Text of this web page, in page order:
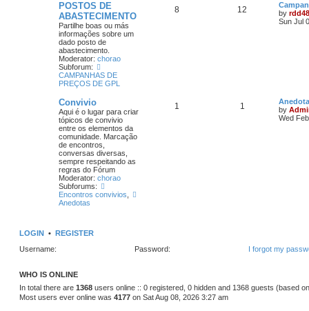
POSTOS DE
ABASTECIMENTO
Partilhe boas ou más
informações sobre um
dado posto de
abastecimento.
Moderator: chorao
Subforum:
CAMPANHAS DE
PREÇOS DE GPL
8 12
by
Sun Jul
Convivio
Aqui é o lugar para criar
tópicos de convivio
entre os elementos da
comunidade. Marcação
de encontros,
conversas diversas,
sempre respeitando as
regras do Fórum
Moderator: chorao
Subforums:
Encontros convivios
Anedotas
1 1
by
Wed
LOGIN • REGISTER
Username:
Password: I forgot my
WHO IS ONLINE
In total there are 1368 users online :: 0 registered, 0 hidden and 1368 guests (based
Most users ever online was 4177 on Sat Aug 08, 2026 3:27 am